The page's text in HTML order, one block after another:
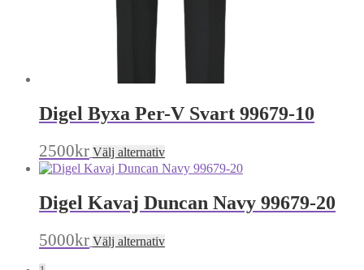
Digel Byxa Per-V Svart 99679-10
2500kr Välj alternativDen
här
produkten
flera
olika
Digel Kavaj Duncan Navy 99679-20
5000kr Välj alternativDen
här